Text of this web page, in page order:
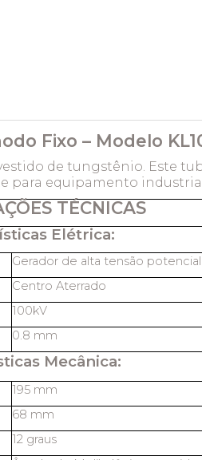
Fixo – Modelo
de tungstênio. Este
para equipamento
TÉCNICAS
Elétrica:
Gerador de alta tensão
Centro Aterrado
100kV
0.8 mm
Mecânica:
195 mm
68 mm
12 graus